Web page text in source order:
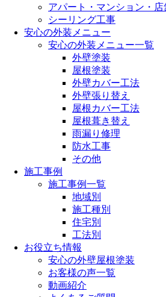
アパート・マンション・
シーリング工事
安心の外装メニュー
安心の外装メニュー一覧
外壁塗装
屋根塗装
外壁カバー工法
外壁張り替え
屋根カバー工法
屋根葺き替え
雨漏り修理
防水工事
その他
施工事例
施工事例一覧
地域別
施工種別
住宅別
工法別
お役立ち情報
安心の外壁屋根塗装
お客様の声一覧
動画紹介